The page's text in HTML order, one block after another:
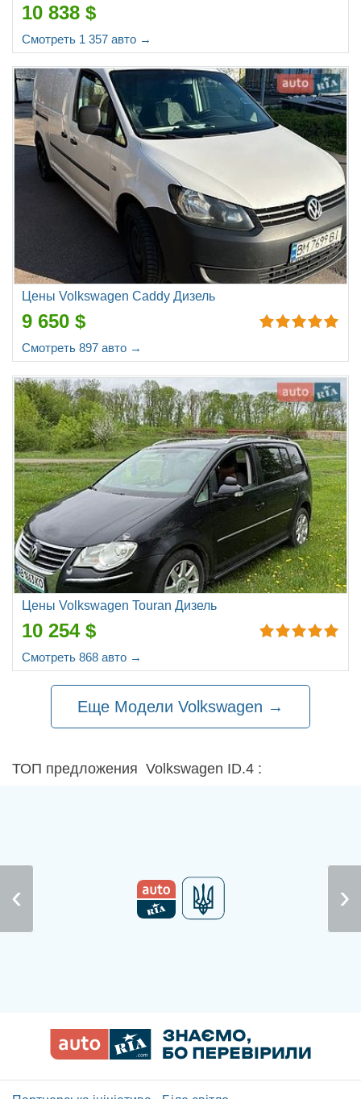
10 838 $
Смотреть 1 357 авто →
Цены Volkswagen Caddy Дизель
9 650 $
Смотреть 897 авто →
Цены Volkswagen Touran Дизель
10 254 $
Смотреть 868 авто →
Еще Модели Volkswagen →
ТОП предложения Volkswagen ID.4 :